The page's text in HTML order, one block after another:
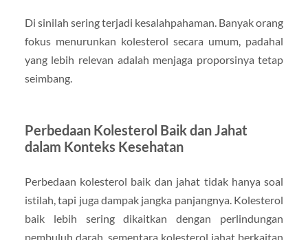
Di sinilah sering terjadi kesalahpahaman. Banyak orang
fokus menurunkan kolesterol secara umum, padahal
yang lebih relevan adalah menjaga proporsinya tetap
seimbang.
Perbedaan Kolesterol Baik dan Jahat
dalam Konteks Kesehatan
Perbedaan kolesterol baik dan jahat tidak hanya soal
istilah, tapi juga dampak jangka panjangnya. Kolesterol
baik lebih sering dikaitkan dengan perlindungan
pembuluh darah, sementara kolesterol jahat berkaitan